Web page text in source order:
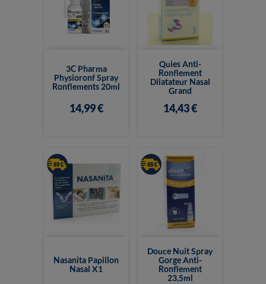
3C Pharma
Physioronf Spray
Ronflements 20ml
14,99 €
Quies Anti-
Ronflement
Dilatateur Nasal
Grand
14,43 €
Nasanita Papillon
Nasal X1
Douce Nuit Spray
Gorge Anti-
Ronflement
23,5ml